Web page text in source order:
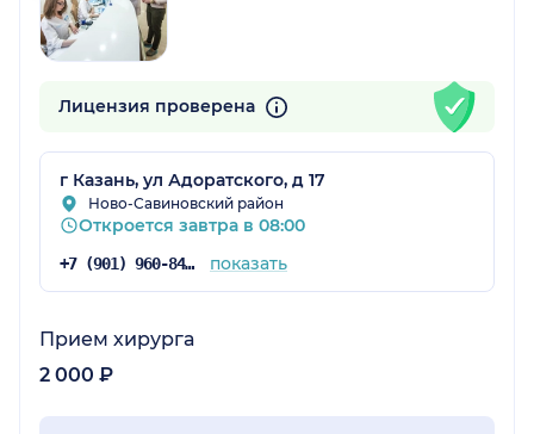
Лицензия проверена
г Казань, ул Адоратского, д 17
Ново-Савиновский район
Откроется завтра в 08:00
+7 (901) 960-84-71 показать
Прием хирурга
2 000 ₽